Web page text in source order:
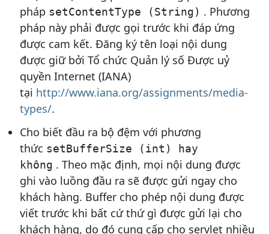
pháp setContentType (String) . Phương
pháp này phải được gọi trước khi đáp ứng
được cam kết. Đăng ký tên loại nội dung
được giữ bởi Tổ chức Quản lý số Được uỷ
quyền Internet (IANA)
tại http://www.iana.org/assignments/media-
types/.
Cho biết đầu ra bộ đệm với phương
thức setBufferSize (int) hay
không . Theo mặc định, mọi nội dung được
ghi vào luồng đầu ra sẽ được gửi ngay cho
khách hàng. Buffer cho phép nội dung được
viết trước khi bất cứ thứ gì được gửi lại cho
khách hàng, do đó cung cấp cho servlet nhiều